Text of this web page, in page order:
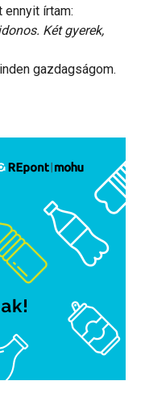
írtam:
Két gyerek,
gazdagságom.